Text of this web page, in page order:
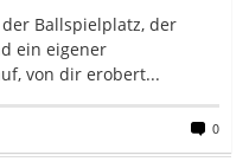
Ballspielplatz, der
ein eigener
von dir erobert...
0